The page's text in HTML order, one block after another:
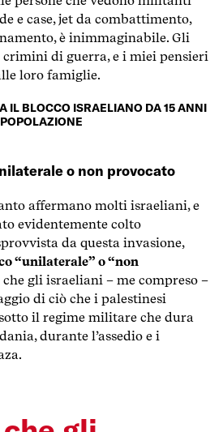
e case, jet da combattimento,
è inimmaginabile. Gli
di guerra, e i miei pensieri
loro famiglie.
IL BLOCCO ISRAELIANO DA 15 ANNI
o non provocato
affermano molti israeliani, e
evidentemente colto
da questa invasione,
“unilaterale” o “non
gli israeliani – me compreso –
di ciò che i palestinesi
il regime militare che dura
durante l’assedio e i